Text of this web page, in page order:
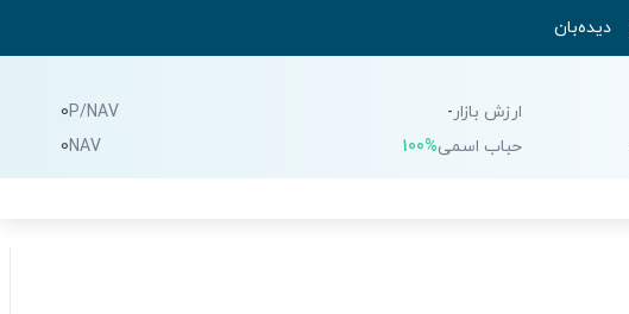
دیده‌بان
ارزش بازار-
حباب اسمی100%
P/NAV
0
NAV
0